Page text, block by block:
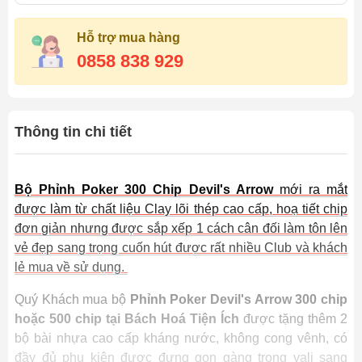
Hỗ trợ mua hàng
0858 838 929
Thông tin chi tiết
Bộ Phỉnh Poker 300 Chip Devil's Arrowmới ra mắt
được làm từ chất liệu Clay lõi thép cao cấp, hoạ tiết chip
đơn giản nhưng được sắp xếp 1 cách cân đối làm tôn lên
vẻ đẹp sang trọng cuốn hút được rất nhiều Club và khách
lẻ mua về sử dụng.
Quý Khách mua bộ Phỉnh Poker Devil's Arrow 300 chip
hoặc 500 chip tại Bách Hoá Tiện Ích được tặng thêm 2
bộ bài nhựa cao cấp kháng nước, không cong vênh, có
đầy đủ phụ kiện được đựng gọn gàng trong vali sang